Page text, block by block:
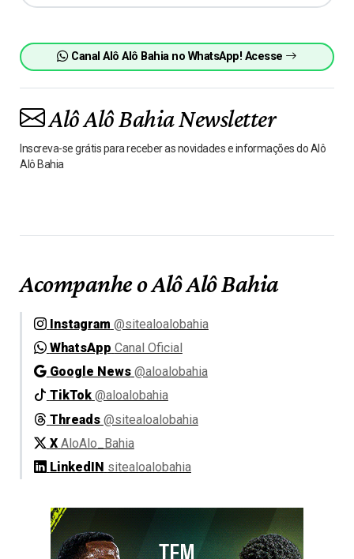
Canal Alô Alô Bahia no WhatsApp! Acesse
Alô Alô Bahia Newsletter
Inscreva-se grátis para receber as novidades e informações do Alô
Alô Bahia
Acompanhe o Alô Alô Bahia
Instagram @sitealoalobahia
WhatsApp Canal Oficial
Google News @aloalobahia
TikTok @aloalobahia
Threads @sitealoalobahia
X AloAlo_Bahia
LinkedIN sitealoalobahia